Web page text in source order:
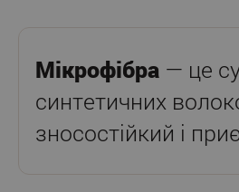
Мікрофібра — це
синтетичних
зносостійкий і